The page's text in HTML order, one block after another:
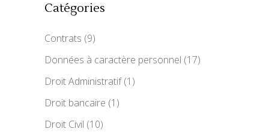
Catégories
Contrats (9)
Données à caractère personnel (17)
Droit Administratif(1)
Droit bancaire (1)
Droit Civil (10)